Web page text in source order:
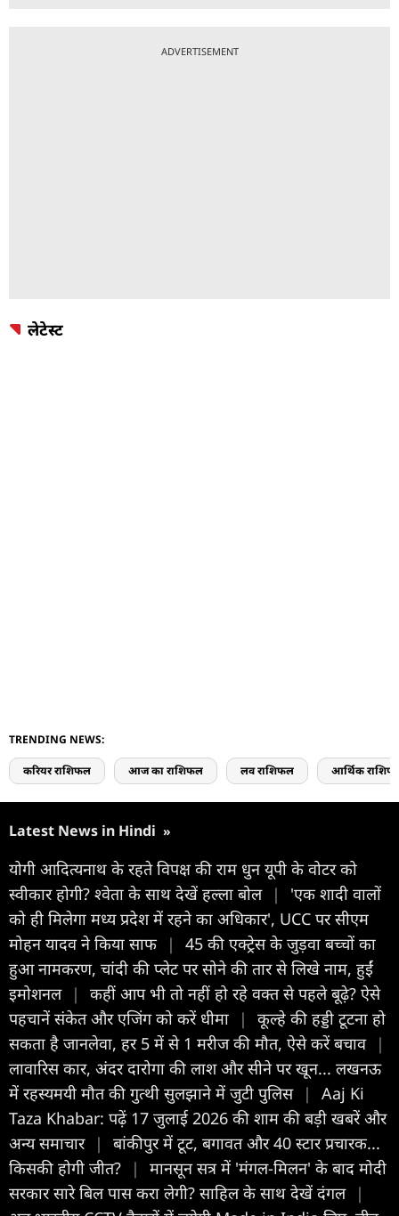
ADVERTISEMENT
लेटेस्ट
TRENDING NEWS:
करियर राशिफल आज का राशिफल लव राशिफल आर्थिक
Latest News in Hindi »
योगी आदित्यनाथ के रहते विपक्ष की राम धुन यूपी के वोटर को
स्वीकार होगी? श्वेता के साथ देखें हल्ला बोल |
'एक शादी वालों
को ही मिलेगा मध्य प्रदेश में रहने का अधिकार', UCC पर सीएम
मोहन यादव ने किया साफ |
45 की एक्ट्रेस के जुड़वा बच्चों का
हुआ नामकरण, चांदी की प्लेट पर सोने की तार से लिखे नाम, हुईं
इमोशनल |
कहीं आप भी तो नहीं हो रहे वक्त से पहले बूढ़े? ऐसे
पहचानें संकेत और एजिंग को करें धीमा
|
कूल्हे की हड्डी टूटना हो
सकता है जानलेवा, हर 5 में से 1 मरीज की मौत, ऐसे करें बचाव |
लावारिस कार, अंदर दारोगा की लाश और सीने पर खून... लखनऊ
में रहस्यमयी मौत की गुत्थी सुलझाने में जुटी पुलिस |
Aaj Ki
Taza Khabar: पढ़ें 17 जुलाई 2026 की शाम की बड़ी खबरें और
अन्य समाचार |
बांकीपुर में टूट, बगावत और 40 स्टार प्रचारक...
किसकी होगी जीत?
|
मानसून सत्र में 'मंगल-मिलन' के बाद मोदी
सरकार सारे बिल पास करा लेगी? साहिल के साथ देखें दंगल |